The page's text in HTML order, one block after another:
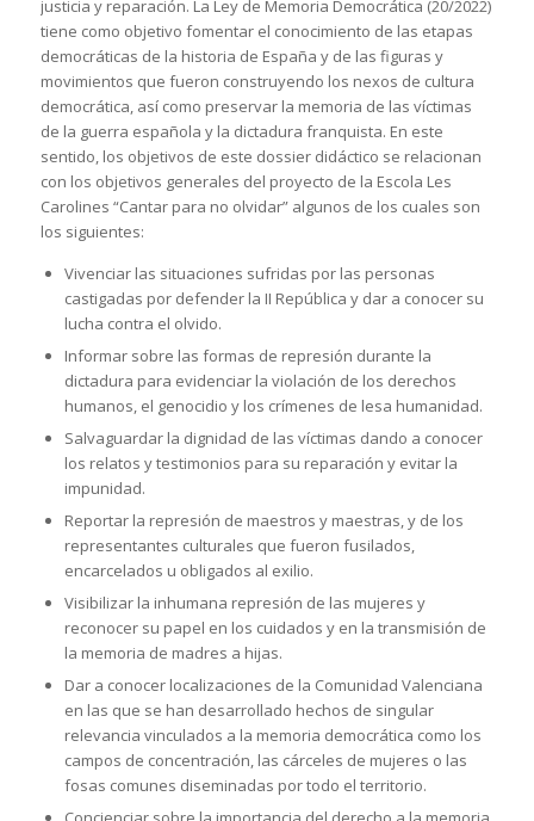
justicia y reparación. La Ley de Memoria Democrática (20/2022)
tiene como objetivo fomentar el conocimiento de las etapas
democráticas de la historia de España y de las figuras y
movimientos que fueron construyendo los nexos de cultura
democrática, así como preservar la memoria de las víctimas
de la guerra española y la dictadura franquista. En este
sentido, los objetivos de este dossier didáctico se relacionan
con los objetivos generales del proyecto de la Escola Les
Carolines “Cantar para no olvidar” algunos de los cuales son
los siguientes:
Vivenciar las situaciones sufridas por las personas
castigadas por defender la II República y dar a conocer su
lucha contra el olvido.
Informar sobre las formas de represión durante la
dictadura para evidenciar la violación de los derechos
humanos, el genocidio y los crímenes de lesa humanidad.
Salvaguardar la dignidad de las víctimas dando a conocer
los relatos y testimonios para su reparación y evitar la
impunidad.
Reportar la represión de maestros y maestras, y de los
representantes culturales que fueron fusilados,
encarcelados u obligados al exilio.
Visibilizar la inhumana represión de las mujeres y
reconocer su papel en los cuidados y en la transmisión de
la memoria de madres a hijas.
Dar a conocer localizaciones de la Comunidad Valenciana
en las que se han desarrollado hechos de singular
relevancia vinculados a la memoria democrática como los
campos de concentración, las cárceles de mujeres o las
fosas comunes diseminadas por todo el territorio.